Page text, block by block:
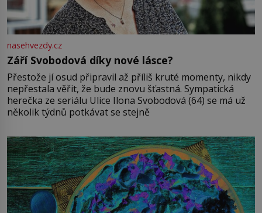
nasehvezdy.cz
Září Svobodová díky nové lásce?
Přestože jí osud připravil až příliš kruté momenty, nikdy
nepřestala věřit, že bude znovu šťastná. Sympatická
herečka ze seriálu Ulice Ilona Svobodová (64) se má už
několik týdnů potkávat se stejně